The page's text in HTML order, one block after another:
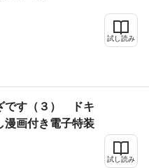
試し読み
です（３） ドキ
漫画付き電子特装
試し読み